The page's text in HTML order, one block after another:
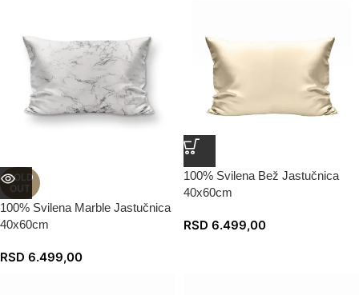
SOLD
OUT
100% Svilena Marble Jastučnica
40x60cm
RSD 6.499,00
100% Svilena Bež Jastučnica
40x60cm
RSD 6.499,00